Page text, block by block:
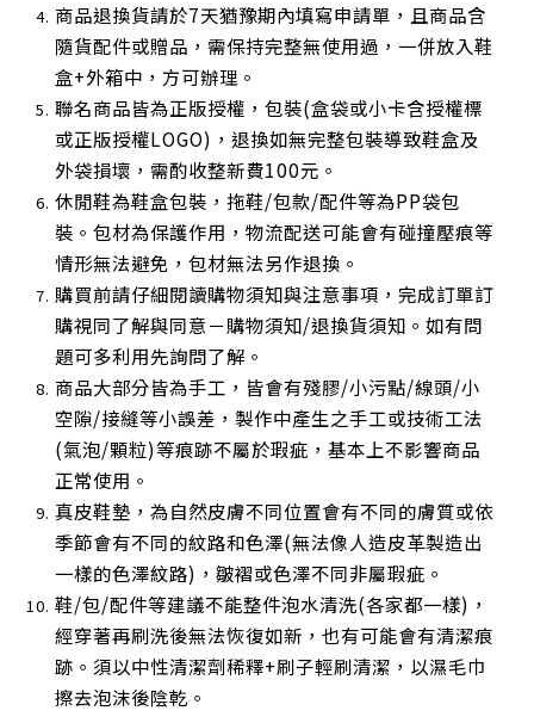
商品退換貨請於7天猶豫期內填寫申請單，且商品含
隨貨配件或贈品，需保持完整無使用過，一併放入鞋
盒+外箱中，方可辦理。
聯名商品皆為正版授權，包裝(盒袋或小卡含授權標
或正版授權LOGO)，退換如無完整包裝導致鞋盒及
外袋損壞，需酌收整新費100元。
休閒鞋為鞋盒包裝，拖鞋/包款/配件等為PP袋包
裝。包材為保護作用，物流配送可能會有碰撞壓痕等
情形無法避免，包材無法另作退換。
購買前請仔細閱讀購物須知與注意事項，完成訂單訂
購視同了解與同意－購物須知/退換貨須知。如有問
題可多利用先詢問了解。
商品大部分皆為手工，皆會有殘膠/小污點/線頭/小
空隙/接縫等小誤差，製作中產生之手工或技術工法
(氣泡/顆粒)等痕跡不屬於瑕疵，基本上不影響商品
正常使用 。
真皮鞋墊，為自然皮膚不同位置會有不同的膚質或依
季節會有不同的紋路和色澤(無法像人造皮革製造出
一樣的色澤紋路)，皺褶或色澤不同非屬瑕疵。
鞋/包/配件等建議不能整件泡水清洗(各家都一樣)，
經穿著再刷洗後無法恢復如新，也有可能會有清潔痕
跡。須以中性清潔劑稀釋+刷子輕刷清潔，以濕毛巾
擦去泡沫後陰乾 。